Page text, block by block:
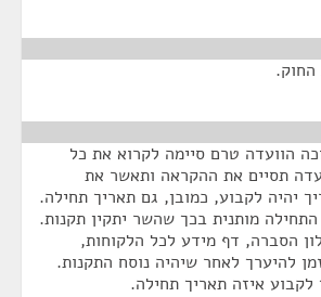
החוק.
הוועדה טרם סיימה לקרוא את כל
תסיים את ההקראה ותאשר את
יהיה לקבוע, כמובן, גם תאריך תחילה.
מותנית בכך שהשר יתקין תקנות.
הסברה, דף מידע לכל הלקוחות,
להיערך לאחר שיהיה נוסח התקנות.
לקבוע איזה תאריך תחילה.